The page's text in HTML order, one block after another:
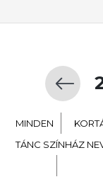
MINDEN
TÁNC SZÍNHÁZ